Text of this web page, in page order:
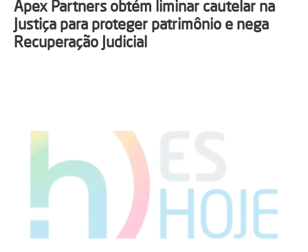
Apex Partners obtém liminar cautelar na
Justiça para proteger patrimônio e nega
Recuperação Judicial